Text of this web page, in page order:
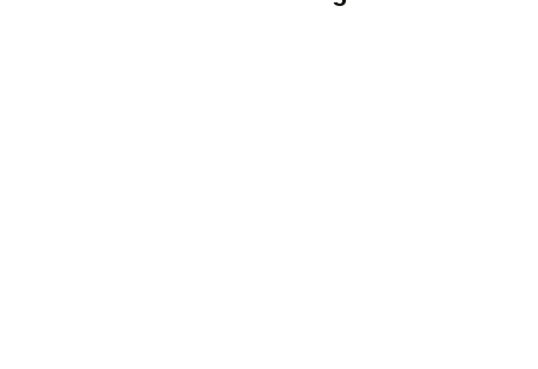
Hauteur des verres